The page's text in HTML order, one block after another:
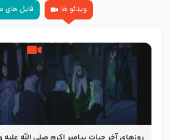
ویدئو ها
فایل های
روزهای آخر حیات پیامبر اکرم صلی الله